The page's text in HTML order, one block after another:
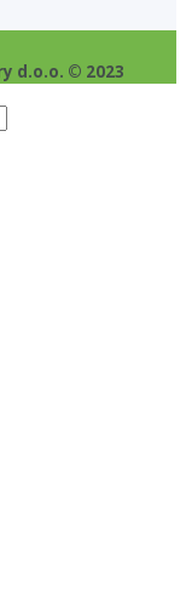
d.o.o. © 2023